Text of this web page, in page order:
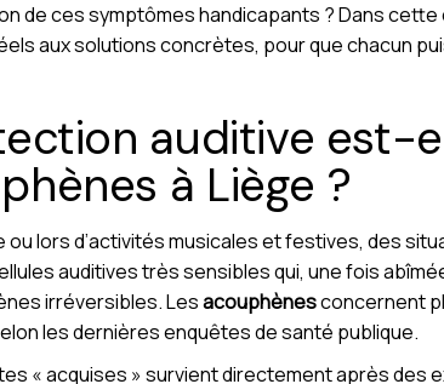
de ces symptômes handicapants ? Dans
aux solutions concrètes, pour que chacun
auditive est-
à Liège ?
ou lors d’activités musicales et festives, des
auditives très sensibles qui, une fois
irréversibles. Lesacouphènesconcernent
les dernières enquêtes de santé publique.
« acquises » survient directement après